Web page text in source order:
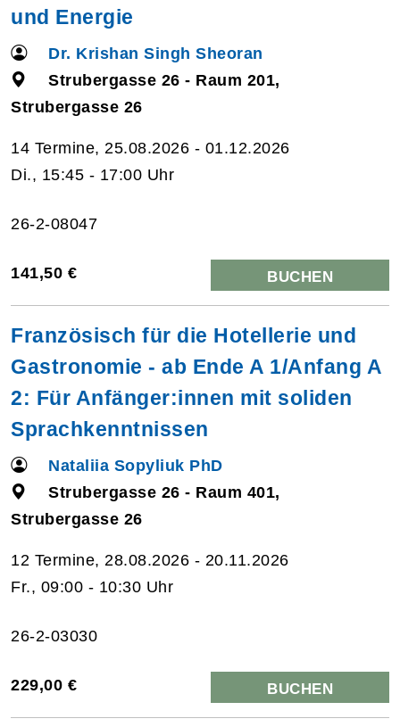
und Energie
Dr. Krishan Singh Sheoran
Strubergasse 26 - Raum 201,
Strubergasse 26
14 Termine, 25.08.2026 - 01.12.2026
Di., 15:45 - 17:00 Uhr
26-2-08047
141,50 € BUCHEN
Französisch für die Hotellerie und
Gastronomie - ab Ende A 1/Anfang A
2: Für Anfänger:innen mit soliden
Sprachkenntnissen
Nataliia Sopyliuk PhD
Strubergasse 26 - Raum 401,
Strubergasse 26
12 Termine, 28.08.2026 - 20.11.2026
Fr., 09:00 - 10:30 Uhr
26-2-03030
229,00 € BUCHEN